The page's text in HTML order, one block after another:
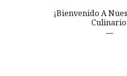
¡Bienvenido A